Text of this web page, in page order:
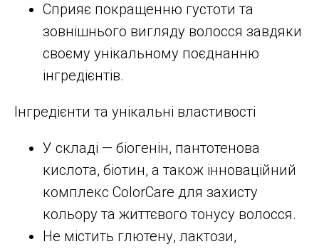
Сприяє покращенню густоти та
зовнішнього вигляду волосся завдяки
своєму унікальному поєднанню
інгредієнтів.​
Інгредієнти та унікальні властивості
У складі — біогенін, пантотенова
кислота, біотин, а також інноваційний
комплекс ColorCare для захисту
кольору та життєвого тонусу волосся.​
Не містить глютену, лактози,